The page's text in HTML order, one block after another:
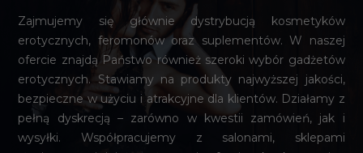
Zajmujemy się głównie dystrybucją kosmetyków
erotycznych, feromonów oraz suplementów. W naszej
ofercie znajdą Państwo również szeroki wybór gadżetów
erotycznych. Stawiamy na produkty najwyższej jakości,
bezpieczne w użyciu i atrakcyjne dla klientów. Działamy z
pełną dyskrecją – zarówno w kwestii zamówień, jak i
wysyłki. Współpracujemy z salonami, sklepami